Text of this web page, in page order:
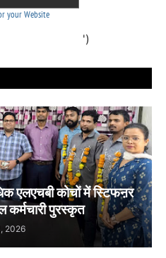
')
एलएचबी कोचों में स्टिफऩर
कर्मचारी पुरस्कृत
2026